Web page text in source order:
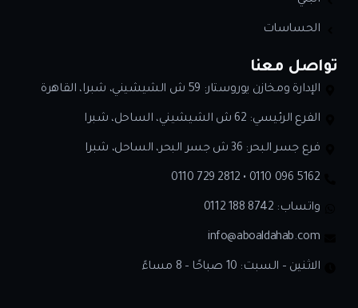
الحساسات
تواصل معنا
الإدارة ومخازن يوروستار: 59 ش الشيشيني، شبرا، القاهرة
الفرع الرئيسي: 62 ش الشيشيني، الساحل، شبرا
فرع جسر البحر: 36 ش جسر البحر، الساحل، شبرا
0110 729 2812 • 0110 096 5162
واتساب:0112 188 8742
info@aboaldahab.com
الاثنين – السبت: 10 صباحًا – 8 مساءً